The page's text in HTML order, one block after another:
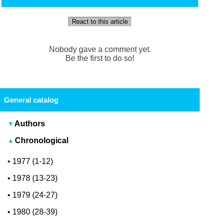
React to this article
Nobody gave a comment yet.
Be the first to do so!
General catalog
Authors
Chronological
• 1977 (1-12)
• 1978 (13-23)
• 1979 (24-27)
• 1980 (28-39)